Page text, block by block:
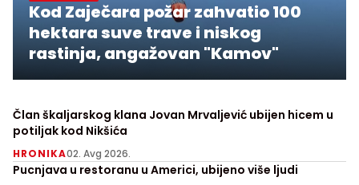
Kod Zaječara požar zahvatio 100
hektara suve trave i niskog
rastinja, angažovan "Kamov"
Član škaljarskog klana Jovan Mrvaljević ubijen hicem u
potiljak kod Nikšića
HRONIKA02. Avg 2026.
Pucnjava u restoranu u Americi, ubijeno više ljudi